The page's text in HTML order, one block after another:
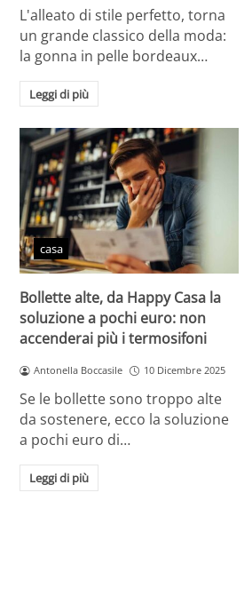
L'alleato di stile perfetto, torna
un grande classico della moda:
la gonna in pelle bordeaux…
Leggi di più
casa
Bollette alte, da Happy Casa la
soluzione a pochi euro: non
accenderai più i termosifoni
Antonella Boccasile 10 Dicembre 2025
Se le bollette sono troppo alte
da sostenere, ecco la soluzione
a pochi euro di…
Leggi di più